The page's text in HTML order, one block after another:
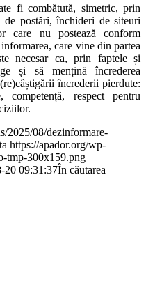
fi combătută, simetric, prin
postări, închideri de siteuri
care nu postează conform
care vine din partea
necesar ca, prin faptele și
și să mențină încrederea
încrederii pierdute:
competență, respect pentru
2025/08/dezinformare-
https://apador.org/wp-
tmp-300x159.png
20 09:31:37În căutarea